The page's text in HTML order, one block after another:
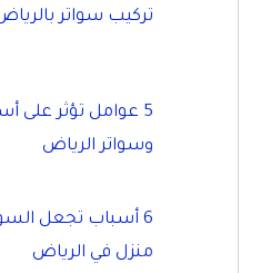
تركيب سواتر
5 عوامل تؤثر على
وسواتر الرياض
6 أسباب تجعل
منزل في الرياض